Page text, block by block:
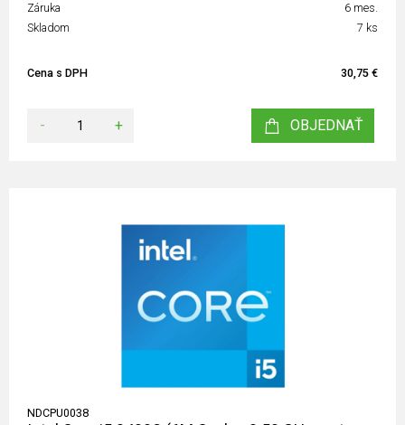
Záruka
6 mes.
Skladom
7 ks
Cena s DPH 30,75 €
- + OBJEDNAŤ
NDCPU0038